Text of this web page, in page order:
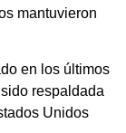
mantuvieron
en los últimos
respaldada
Unidos